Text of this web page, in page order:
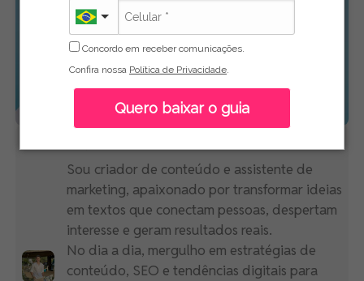
Concordo em receber comunicações.
Confira nossa Política de Privacidade.
Quero baixar o guia
Pedro Luis
Sou criador de conteúdo e assistente de
marketing, apaixonado por transformar ideias
em textos que conectam pessoas, despertam
interesse e geram resultados reais.
No dia a dia, mergulho em estratégias de
conteúdo, SEO e tendências digitais para